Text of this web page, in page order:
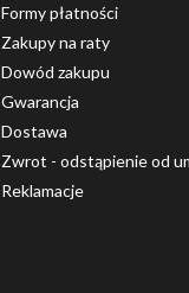
Formy płatności
Zakupy na raty
Dowód zakupu
Gwarancja
Dostawa
Zwrot - odstąpienie od
Reklamacje